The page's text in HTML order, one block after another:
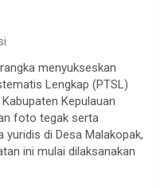
menyukseskan
Lengkap (PTSL)
Kepulauan
foto tegak serta
di Desa Malakopak,
ini mulai dilaksanakan